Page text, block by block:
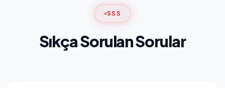
SSS
Sıkça Sorulan Sorular